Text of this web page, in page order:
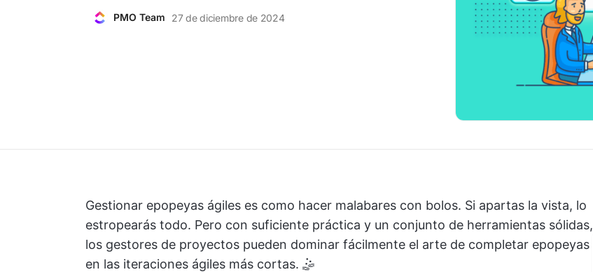
PMO Team 27 de diciembre de 2024
Gestionar epopeyas ágiles es como hacer malabares con bolos. Si apartas la vista, lo
estropearás todo. Pero con suficiente práctica y un conjunto de herramientas sólidas,
los gestores de proyectos pueden dominar fácilmente el arte de completar epopeyas
en las iteraciones ágiles más cortas. 🤹